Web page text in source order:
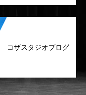
コザスタジオブログ